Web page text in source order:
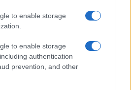
to enable storage
to enable storage
authentication
prevention, and other